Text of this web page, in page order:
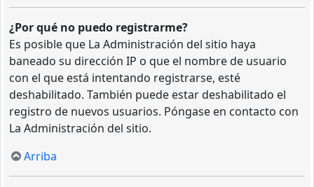
¿Por qué no puedo registrarme?
Es posible que La Administración del sitio haya
baneado su dirección IP o que el nombre de usuario
con el que está intentando registrarse, esté
deshabilitado. También puede estar deshabilitado el
registro de nuevos usuarios. Póngase en contacto con
La Administración del sitio.
Arriba